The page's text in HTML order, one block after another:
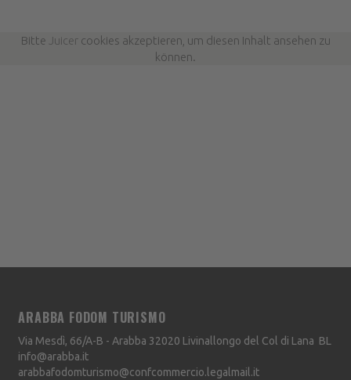
Bitte Juicercookies akzeptieren, um diesen Inhalt ansehen zu
können.
ARABBA FODOM TURISMO
Via Mesdì, 66/A-B - Arabba 32020 Livinallongo del Col di Lana BL
info@arabba.it
arabbafodomturismo@confcommercio.legalmail.it